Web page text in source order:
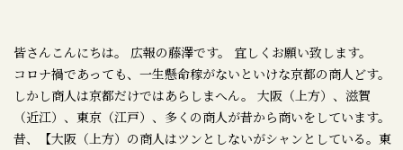
皆さんこんにちは。 広報の藤澤です。 宜しくお願い致します。
コロナ禍であっても、一生懸命稼がないといけな京都の商人どす。
しかし商人は京都だけではあらしまへん。 大阪（上方）、滋賀
（近江）、東京（江戸）、多くの商人が昔から商いをしています。
昔、【大阪（上方）の商人はツンとしないがシャンとしている。東